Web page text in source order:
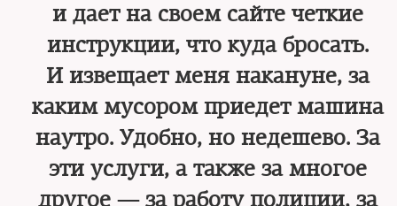
и дает на своем сайте четкие
инструкции, что куда бросать.
И извещает меня накануне, за
каким мусором приедет машина
наутро. Удобно, но недешево. За
эти услуги, а также за многое
другое — за работу полиции, за